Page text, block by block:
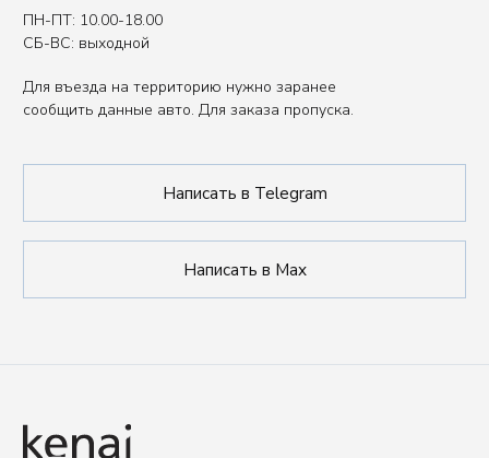
Политика обработки данных
Публичная оферта
Сделано в FIRSTOV